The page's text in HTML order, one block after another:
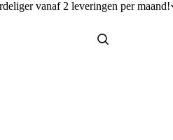
vanaf 2 leveringen per maand!